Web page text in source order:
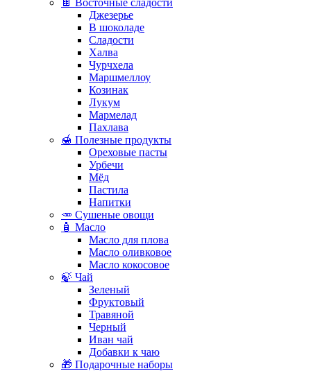
🍫 Восточные сладости
Джезерье
В шоколаде
Сладости
Халва
Чурчхела
Маршмеллоу
Козинак
Лукум
Мармелад
Пахлава
🍯 Полезные продукты
Ореховые пасты
Урбечи
Мёд
Пастила
Напитки
🥕 Сушеные овощи
🧴 Масло
Масло для плова
Масло оливковое
Масло кокосовое
🍃 Чай
Зеленый
Фруктовый
Травяной
Черный
Иван чай
Добавки к чаю
🎁 Подарочные наборы